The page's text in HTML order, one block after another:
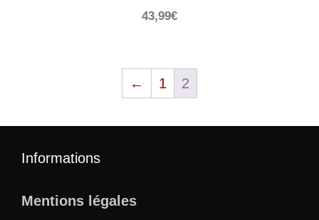
43,99€
← 1 2
Informations
Mentions légales